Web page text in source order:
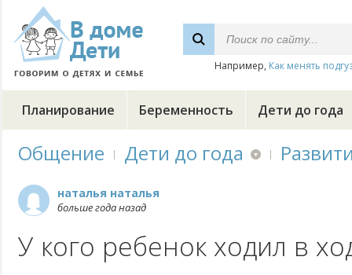
Например, Как менять
Планирование Беременность Дети до года
Общение Дети до года
наталья наталья
больше года назад
У кого ребенок ходил в